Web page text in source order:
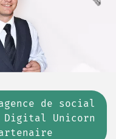
de social
Unicorn